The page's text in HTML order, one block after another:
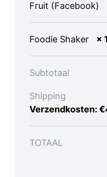
Fruit (Facebook)
Foodie Shaker × 1
Subtotaal
Shipping
Verzendkosten: €
TOTAAL